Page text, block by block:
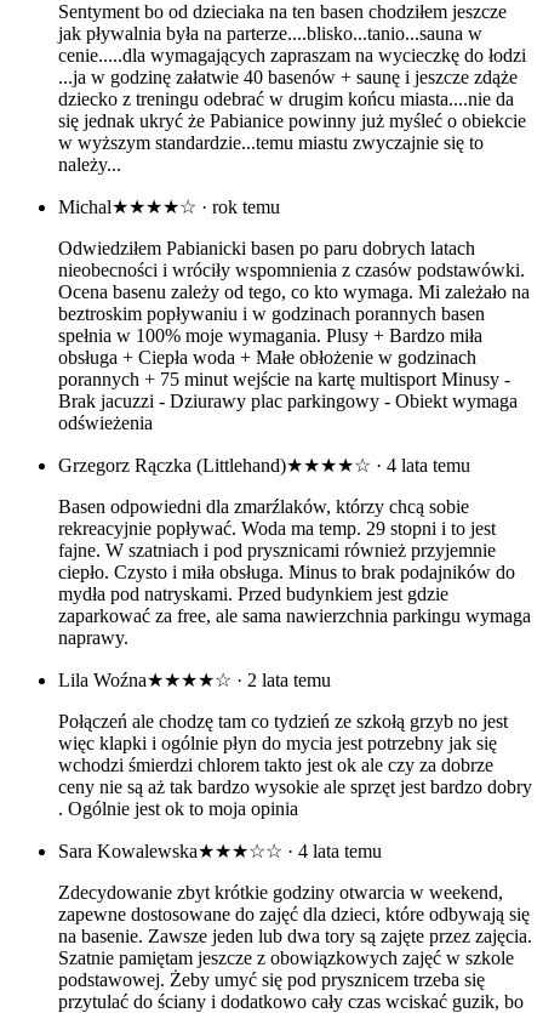
Sentyment bo od dzieciaka na ten basen chodziłem jeszcze
jak pływalnia była na parterze....blisko...tanio...sauna w
cenie.....dla wymagających zapraszam na wycieczkę do łodzi
...ja w godzinę załatwie 40 basenów + saunę i jeszcze zdąże
dziecko z treningu odebrać w drugim końcu miasta....nie da
się jednak ukryć że Pabianice powinny już myśleć o obiekcie
w wyższym standardzie...temu miastu zwyczajnie się to
należy...
Michal★★★★☆ · rok temu
Odwiedziłem Pabianicki basen po paru dobrych latach
nieobecności i wróciły wspomnienia z czasów podstawówki.
Ocena basenu zależy od tego, co kto wymaga. Mi zależało na
beztroskim popływaniu i w godzinach porannych basen
spełnia w 100% moje wymagania. Plusy + Bardzo miła
obsługa + Ciepła woda + Małe obłożenie w godzinach
porannych + 75 minut wejście na kartę multisport Minusy -
Brak jacuzzi - Dziurawy plac parkingowy - Obiekt wymaga
odświeżenia
Grzegorz Rączka (Littlehand)★★★★☆ · 4 lata temu
Basen odpowiedni dla zmarźlaków, którzy chcą sobie
rekreacyjnie popływać. Woda ma temp. 29 stopni i to jest
fajne. W szatniach i pod prysznicami również przyjemnie
ciepło. Czysto i miła obsługa. Minus to brak podajników do
mydła pod natryskami. Przed budynkiem jest gdzie
zaparkować za free, ale sama nawierzchnia parkingu wymaga
naprawy.
Lila Woźna★★★★☆ · 2 lata temu
Połączeń ale chodzę tam co tydzień ze szkołą grzyb no jest
więc klapki i ogólnie płyn do mycia jest potrzebny jak się
wchodzi śmierdzi chlorem takto jest ok ale czy za dobrze
ceny nie są aż tak bardzo wysokie ale sprzęt jest bardzo dobry
. Ogólnie jest ok to moja opinia
Sara Kowalewska★★★☆☆ · 4 lata temu
Zdecydowanie zbyt krótkie godziny otwarcia w weekend,
zapewne dostosowane do zajęć dla dzieci, które odbywają się
na basenie. Zawsze jeden lub dwa tory są zajęte przez zajęcia.
Szatnie pamiętam jeszcze z obowiązkowych zajęć w szkole
podstawowej. Żeby umyć się pod prysznicem trzeba się
przytulać do ściany i dodatkowo cały czas wciskać guzik, bo